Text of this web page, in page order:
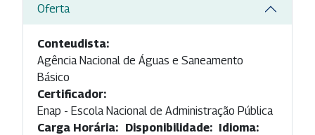
Oferta
Conteudista:
Agência Nacional de Águas e Saneamento
Básico
Certificador:
Enap - Escola Nacional de Administração Pública
Carga Horária: Disponibilidade: Idioma: